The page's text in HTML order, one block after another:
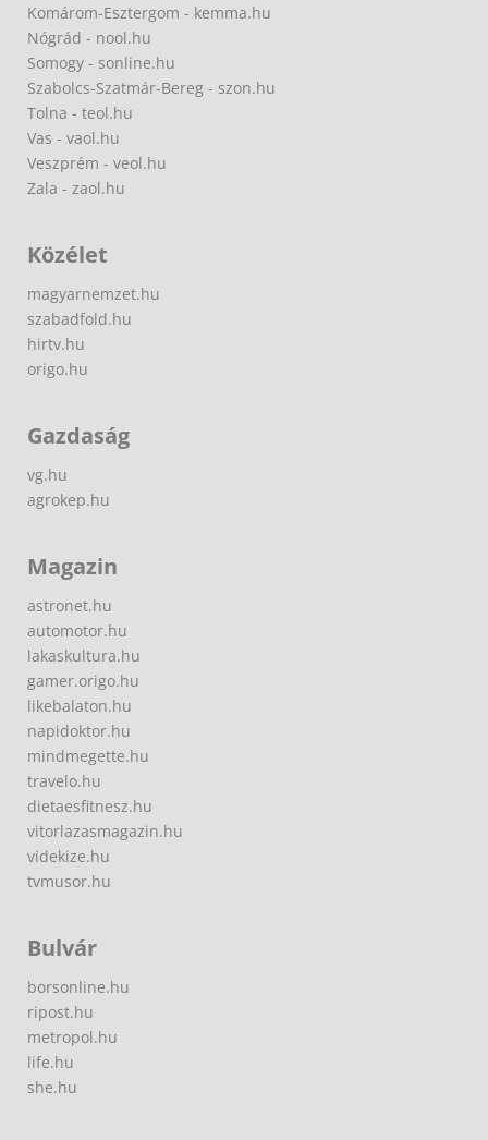
Komárom-Esztergom - kemma.hu
Nógrád - nool.hu
Somogy - sonline.hu
Szabolcs-Szatmár-Bereg - szon.hu
Tolna - teol.hu
Vas - vaol.hu
Veszprém - veol.hu
Zala - zaol.hu
Közélet
magyarnemzet.hu
szabadfold.hu
hirtv.hu
origo.hu
Gazdaság
vg.hu
agrokep.hu
Magazin
astronet.hu
automotor.hu
lakaskultura.hu
gamer.origo.hu
likebalaton.hu
napidoktor.hu
mindmegette.hu
travelo.hu
dietaesfitnesz.hu
vitorlazasmagazin.hu
videkize.hu
tvmusor.hu
Bulvár
borsonline.hu
ripost.hu
metropol.hu
life.hu
she.hu